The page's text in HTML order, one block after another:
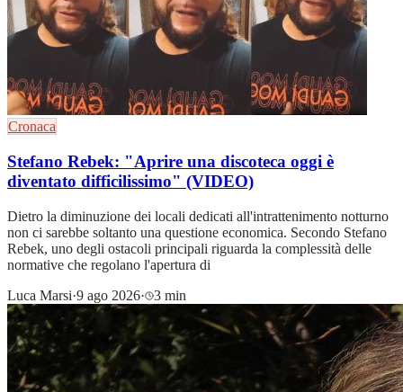
Cronaca
Stefano Rebek: "Aprire una discoteca oggi è
diventato difficilissimo" (VIDEO)
Dietro la diminuzione dei locali dedicati all'intrattenimento notturno
non ci sarebbe soltanto una questione economica. Secondo Stefano
Rebek, uno degli ostacoli principali riguarda la complessità delle
normative che regolano l'apertura di
Luca Marsi·9 ago 2026· 3 min